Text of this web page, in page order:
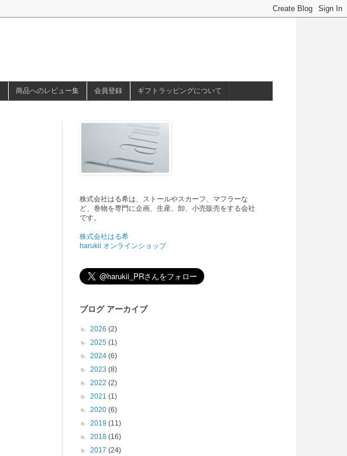
商品へのレビュー集 会員登録 ギフトラッピングについて
株式会社はる希は、ストールやスカーフ、マフラーな
ど、巻物を専門に企画、生産、卸、小売販売をする会社
です。
株式会社はる希
harukii オンラインショップ
ブログ アーカイブ
► 2026 (2)
► 2025 (1)
► 2024 (6)
► 2023 (8)
► 2022 (2)
► 2021 (1)
► 2020 (6)
► 2019 (11)
► 2018 (16)
► 2017 (24)